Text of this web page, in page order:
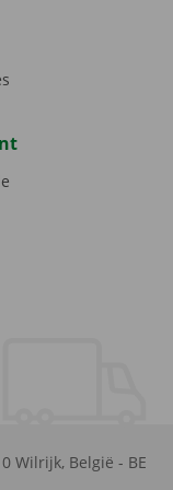
Wilrijk, België - BE